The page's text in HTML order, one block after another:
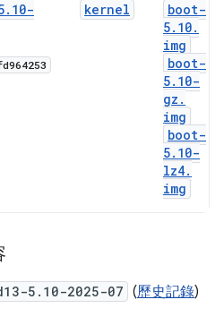
. 10-
kernel
boot-
5. 10.
img
boot-
5. 10-
gz .
img
boot-
5. 10-
lz4.
img
5.10-2025-07 (歷史記錄)